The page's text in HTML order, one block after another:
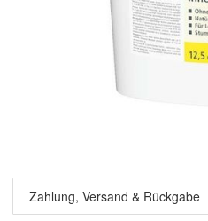
Zahlung, Versand & Rückgabe